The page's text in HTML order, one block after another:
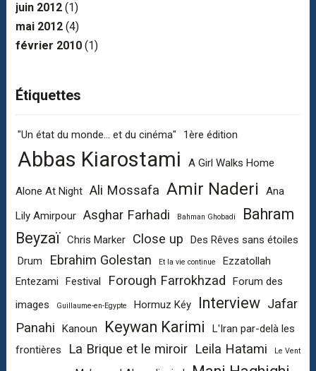
juin 2012(1)
mai 2012(4)
février 2010(1)
Étiquettes
"Un état du monde... et du cinéma" 1ère édition
Abbas Kiarostami A Girl Walks Home
Alone At Night Ali Mossafa Amir Naderi
Ana
Lily Amirpour Asghar Farhadi Bahman Ghobadi
Bahram
Beyzaï Chris Marker Close up
Des Rêves sans étoiles
Drum
Ebrahim Golestan Et la vie continue
Ezzatollah
Entezami
Festival Forough Farrokhzad
Forum des
images
Guillaume-en-Egypte Hormuz Kéy Interview Jafar
Panahi
Kanoun Keywan Karimi
L'Iran par-delà les
frontières
La Brique et le miroir Leila Hatami Le Vent